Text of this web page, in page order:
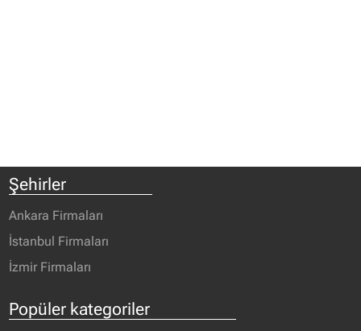
Şehirler
Ankara Firmaları
İstanbul Firmaları
İzmir Firmaları
Popüler kategoriler